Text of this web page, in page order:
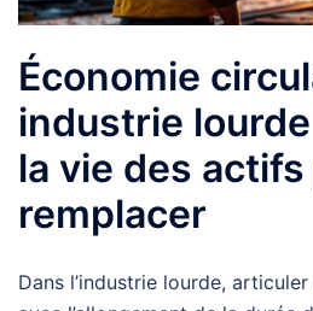
Économie
industrie
la vie des
remplacer
Dans l’industrie lourde,